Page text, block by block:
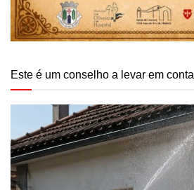
Este é um conselho a levar em conta